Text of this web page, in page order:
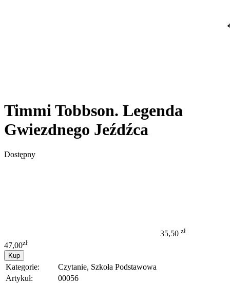
Timmi Tobbson. Legenda
Gwiezdnego Jeźdźca
Dostępny
35,50 zł
47,00zł
Kup
Kategorie:
Czytanie, Szkoła Podstawowa
Artykuł:
00056